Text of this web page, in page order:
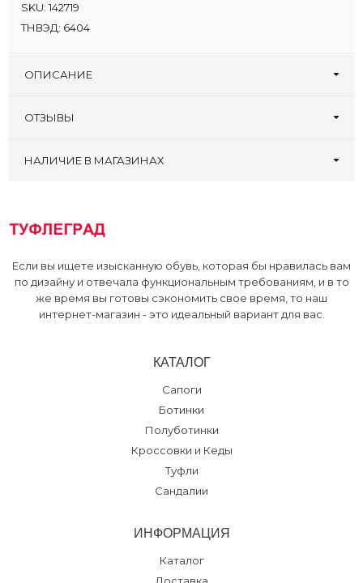
SKU: 142719
ТНВЭД: 6404
ОПИСАНИЕ
ОТЗЫВЫ
Оставьте первый отзыв!
НАЛИЧИЕ В МАГАЗИНАХ
Склад
Если вы ищете изысканную обувь, которая бы нравилась вам
по дизайну и отвечала функциональным требованиям, и в то
же время вы готовы сэкономить свое время, то наш
интернет-магазин - это идеальный вариант для вас.
КАТАЛОГ
Сапоги
Ботинки
Полуботинки
Кроссовки и Кеды
Туфли
Сандалии
ИНФОРМАЦИЯ
Каталог